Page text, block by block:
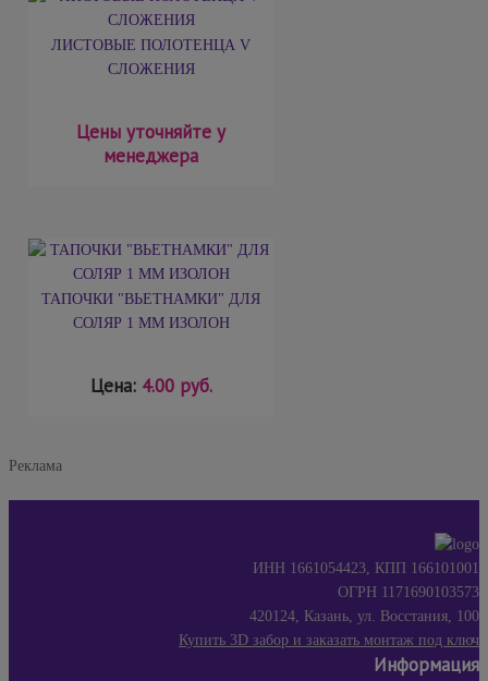
ЛИСТОВЫЕ ПОЛОТЕНЦА V
СЛОЖЕНИЯ
Цены уточняйте у
менеджера
ТАПОЧКИ "ВЬЕТНАМКИ" ДЛЯ
СОЛЯР 1 ММ ИЗОЛОН
Цена: 4.00 руб.
Реклама
ИНН 1661054423, КПП 166101001
ОГРН 1171690103573
420124, Казань, ул. Восстания, 100
Купить 3D забор и заказать монтаж под ключ
Информация